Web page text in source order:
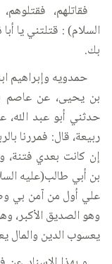
فقاتلهم،
السلام) : قتلتني يا
بك.
حمدويه وإبراهيم
بن يحيى، عن عاصم
حدثني أبو عبد
ربيعة، قال: فمررنا
إن كانت بعدي فتنة،
بن أبي طالب(عليه
علي أول من آمن بي
وهو الصديق الأكبر،
يعسوب الدين والمال